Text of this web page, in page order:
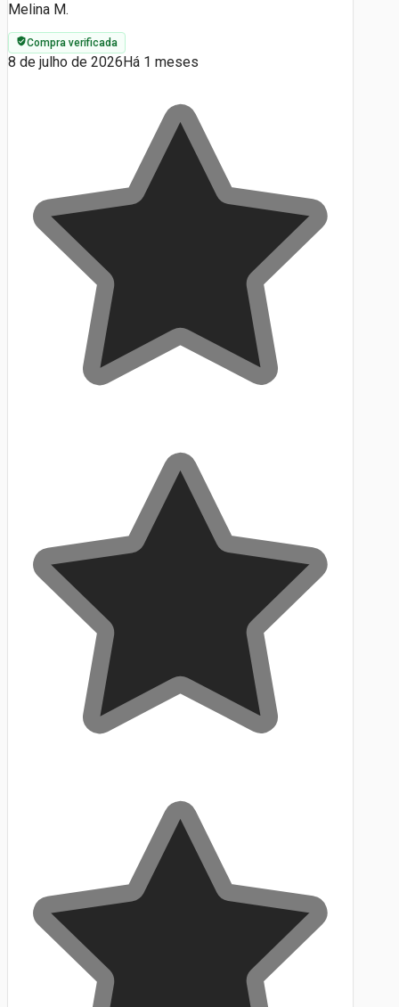
Melina M.
Compra verificada
8 de julho de 2026 Há 1 meses